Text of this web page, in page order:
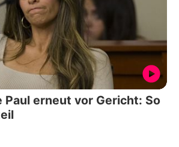
Paul erneut vor Gericht: So